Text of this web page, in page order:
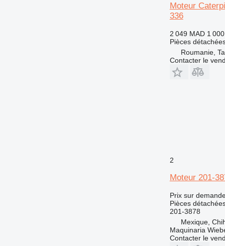
Moteur
336
2 049 MAD 1
Pièces
Roumanie,
Contacter le
2
Moteur 201-
Prix sur
Pièces
201-3878
Mexique,
Maquinaria
Contacter le